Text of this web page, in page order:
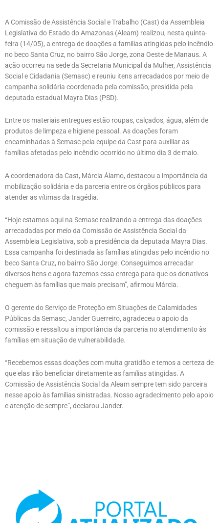
A Comissão de Assistência Social e Trabalho (Cast) da Assembleia
Legislativa do Estado do Amazonas (Aleam) realizou, nesta quinta-
feira (14/05), a entrega de doações a famílias atingidas pelo incêndio
no beco Santa Cruz, no bairro São Jorge, zona Oeste de Manaus. A
ação ocorreu na sede da Secretaria Municipal da Mulher, Assistência
Social e Cidadania (Semasc) e reuniu itens arrecadados por meio de
campanha solidária coordenada pela comissão, presidida pela
deputada estadual Mayra Dias (PSD).
Entre os materiais entregues estão roupas, calçados, água, além de
produtos de limpeza e higiene pessoal. As doações foram
encaminhadas à Semasc pela equipe da Cast para auxiliar as
famílias afetadas pelo incêndio ocorrido no último dia 3 de maio.
A coordenadora da Cast, Márcia Álamo, destacou a importância da
mobilização solidária e da parceria entre os órgãos públicos para
atender as vítimas da tragédia.
“Hoje estamos aqui na Semasc realizando a entrega das doações
arrecadadas por meio da Comissão de Assistência Social da
Assembleia Legislativa, sob a presidência da deputada Mayra Dias.
Essa campanha foi destinada às famílias atingidas pelo incêndio no
beco Santa Cruz, no bairro São Jorge. Conseguimos arrecadar
diversos itens e agora fazemos essa entrega para que os donativos
cheguem às famílias que mais precisam”, afirmou Márcia.
O gerente do Serviço de Proteção em Situações de Calamidades
Públicas da Semasc, Jander Guerreiro, agradeceu o apoio da
comissão e ressaltou a importância da parceria no atendimento às
famílias em situação de vulnerabilidade.
“Recebemos essas doações com muita gratidão e temos a certeza de
que elas irão beneficiar diretamente as famílias atingidas. A
Comissão de Assistência Social da Aleam sempre tem sido parceira
nesse apoio às famílias sinistradas. Nosso agradecimento pelo apoio
e atenção de sempre”, declarou Jander.